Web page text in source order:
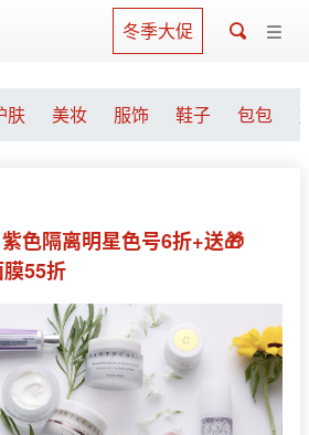
冬季大促
肤 美妆 服饰 鞋子 包包
色隔离明星色号6折+送🎁
55折